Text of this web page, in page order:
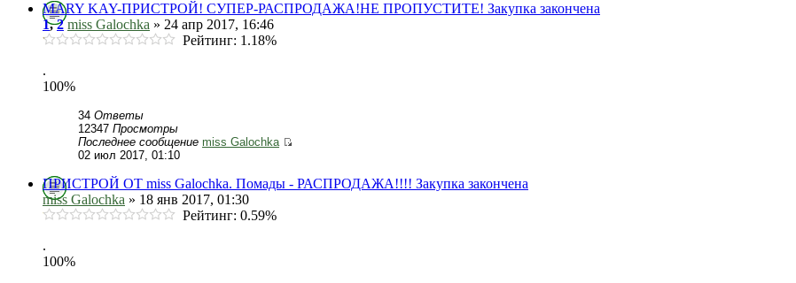
MARY KAY-ПРИСТРОЙ! СУПЕР-РАСПРОДАЖА!НЕ ПРОПУСТИТЕ! Закупка закончена
1,2 miss Galochka » 24 апр 2017, 16:46
Рейтинг: 1.18%
.
100%
34 Ответы
12347 Просмотры
Последнее сообщение miss Galochka
02 июл 2017, 01:10
ПРИСТРОЙ ОТ miss Galochka. Помады - РАСПРОДАЖА!!!! Закупка закончена
miss Galochka » 18 янв 2017, 01:30
Рейтинг: 0.59%
.
100%